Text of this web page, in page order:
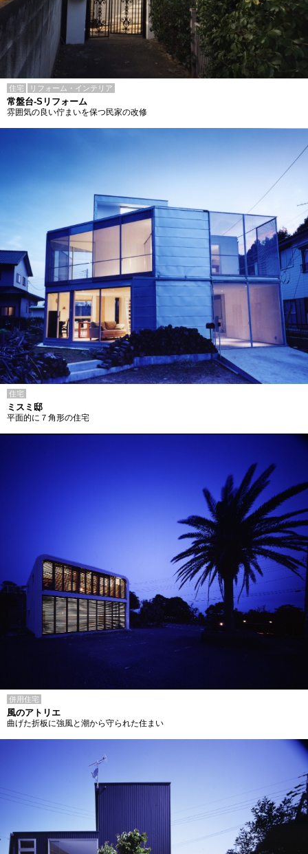
住宅 リフォーム・インテリア
常盤台-Sリフォーム
雰囲気の良い佇まいを保つ民家の改修
住宅
ミスミ邸
平面的に７角形の住宅
併用住宅
風のアトリエ
曲げた折板に強風と潮から守られた住まい